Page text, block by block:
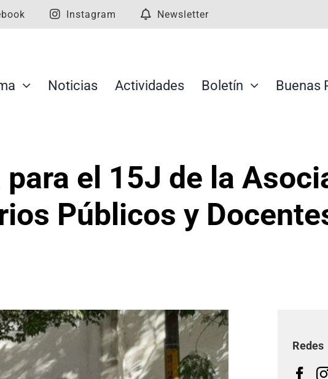
Instagram Newsletter
Noticias Actividades Boletín Buenas
el 15J de la
Públicos y
Redes